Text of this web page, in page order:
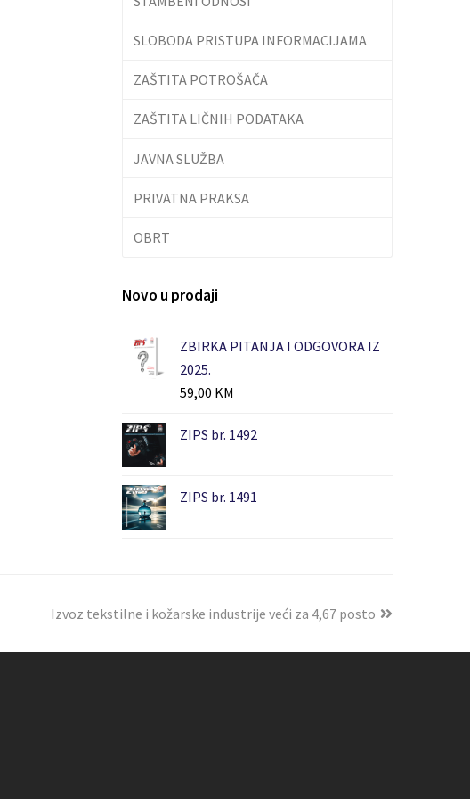
SLOBODA PRISTUPA INFORMACIJAMA
ZAŠTITA POTROŠAČA
ZAŠTITA LIČNIH PODATAKA
JAVNA SLUŽBA
PRIVATNA PRAKSA
OBRT
Novo u prodaji
ZBIRKA PITANJA I ODGOVORA IZ
2025.
59,00 KM
ZIPS br. 1492
ZIPS br. 1491
Izvoz tekstilne i kožarske industrije veći za 4,67 posto